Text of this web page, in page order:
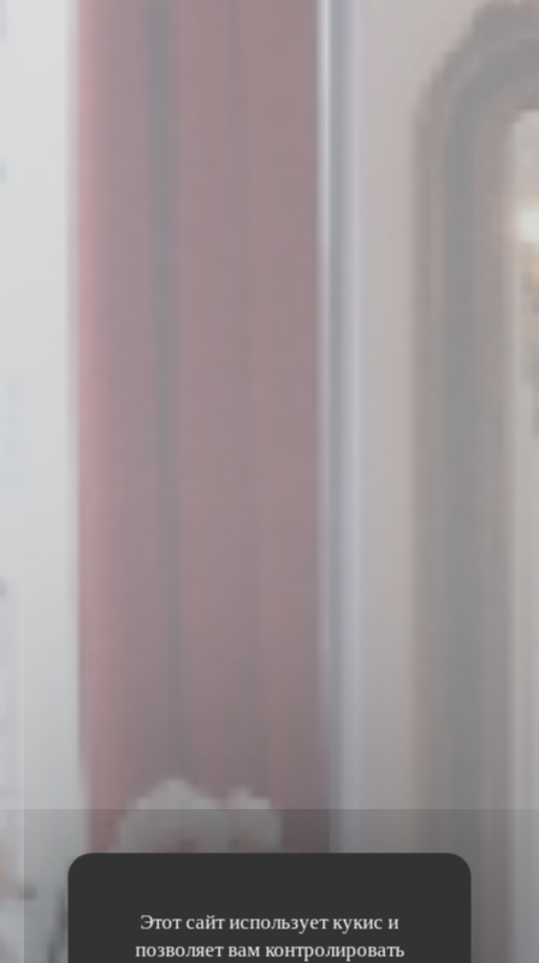
Этот сайт использует кукис и
позволяет вам контролировать